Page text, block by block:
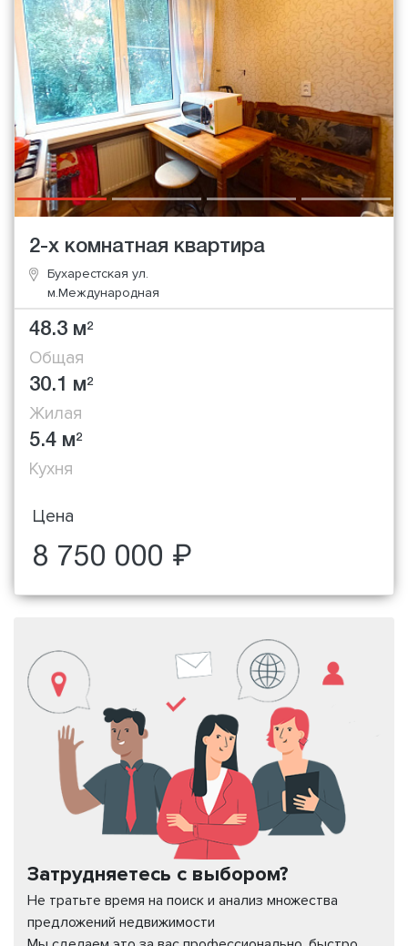
2-х комнатная квартира
Бухарестская ул.
м.Международная
48.3 м2
Общая
30.1 м2
Жилая
5.4 м2
Кухня
Цена
8 750 000 ₽
Затрудняетесь с выбором?
Не тратьте время на поиск и анализ множества
предложений недвижимости